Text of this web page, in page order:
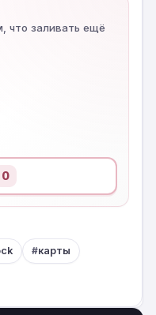
заливать ещё
0
карты